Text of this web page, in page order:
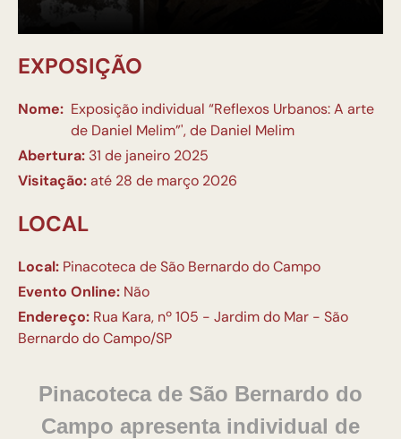
EXPOSIÇÃO
Nome: Exposição individual “Reflexos Urbanos: A arte
de Daniel Melim”', de Daniel Melim
Abertura: 31 de janeiro 2025
Visitação:até 28 de março 2026
LOCAL
Local: Pinacoteca de São Bernardo do Campo
Evento Online: Não
Endereço: Rua Kara, nº 105 - Jardim do Mar - São
Bernardo do Campo/SP
Pinacoteca de São Bernardo do
Campo apresenta individual de